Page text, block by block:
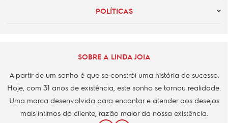
POLÍTICAS
SOBRE A LINDA JOIA
A partir de um sonho é que se constrói uma história de sucesso.
Hoje, com 31 anos de existência, este sonho se tornou realidade.
Uma marca desenvolvida para encantar e atender aos desejos
mais íntimos do cliente, razão maior da nossa existência.